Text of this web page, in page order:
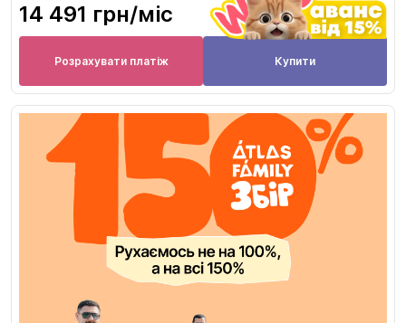
14 491 грн/міс
Розрахувати платіж Купити